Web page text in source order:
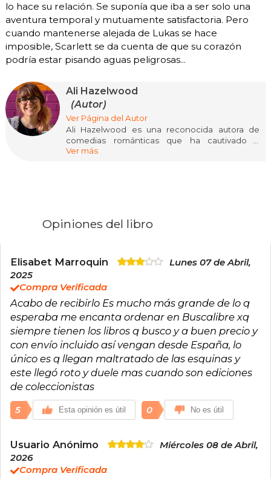
lo hace su relación. Se suponía que iba a ser solo una
aventura temporal y mutuamente satisfactoria. Pero
cuando mantenerse alejada de Lukas se hace
imposible, Scarlett se da cuenta de que su corazón
podría estar pisando aguas peligrosas...
Ali Hazelwood
(Autor)
Ver Página del Autor
Ali Hazelwood es una reconocida autora de
comedias románticas que ha cautivado a
lectores de todo el mundo con sus historias
suelen destacar como brillantes científicas en
Antes de convertirse en escritora a tiempo
neurociencia, experiencia que le ha permitido
aportar autenticidad y profundidad a las tramas
de sus libros. Su debut literario, "La hipótesis del
amor", se convirtió rápidamente en un
fenómeno internacional, logrando estar en la
lista de los más vendidos del New York Times y
ganando elogios por su frescura, humor y
representación diversa.
Ver más
Opiniones del libro
Elisabet Marroquin
Lunes 07 de Abril,
2025
Compra Verificada
Acabo de recibirlo Es mucho más grande de lo q
esperaba me encanta ordenar en Buscalibre xq
siempre tienen los libros q busco y a buen precio y
con envío incluido así vengan desde España, lo
único es q llegan maltratado de las esquinas y
este llegó roto y duele mas cuando son ediciones
de coleccionistas
5 Esta opinión es útil 0 No es útil
Usuario Anónimo
Miércoles 08 de Abril,
2026
Compra Verificada